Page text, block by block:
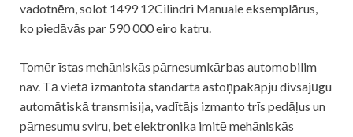
vadotnēm, solot 1499 12Cilindri Manuale eksemplārus,
ko piedāvās par 590 000 eiro katru.
Tomēr īstas mehāniskās pārnesumkārbas automobilim
nav. Tā vietā izmantota standarta astoņpakāpju divsajūgu
automātiskā transmisija, vadītājs izmanto trīs pedāļus un
pārnesumu sviru, bet elektronika imitē mehāniskās